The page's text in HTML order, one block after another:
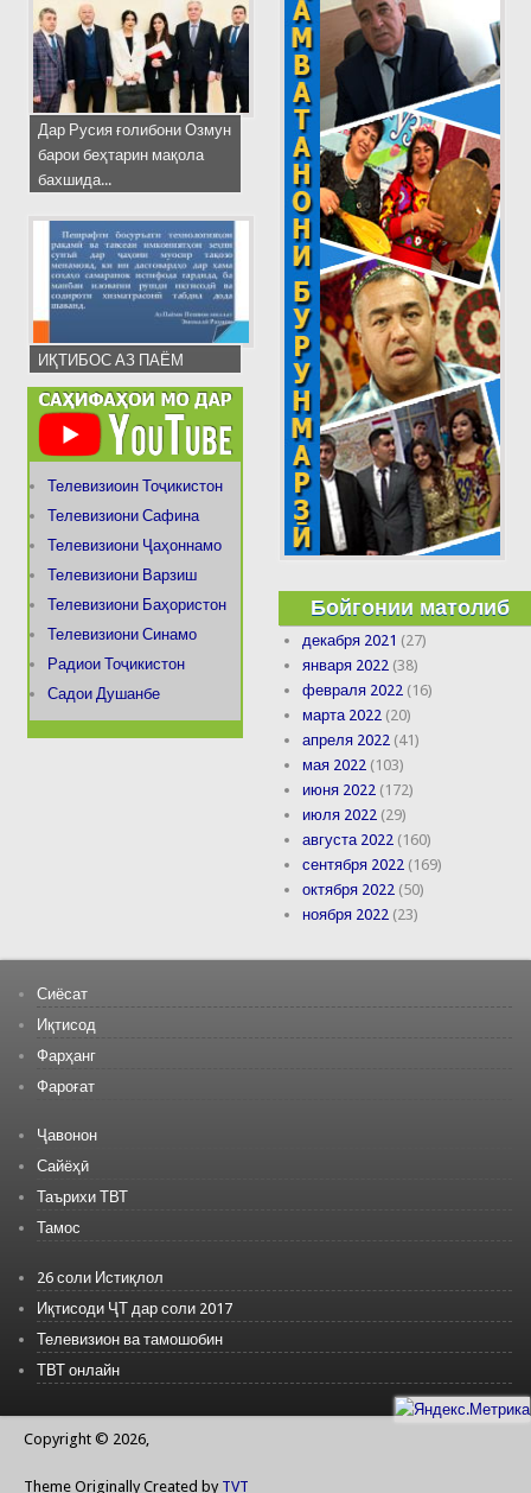
Дар Русия ғолибони Озмун
барои беҳтарин мақола
бахшида...
ИҚТИБОС АЗ ПАЁМ
Телевизиоин Тоҷикистон
Телевизиони Сафина
Телевизиони Ҷаҳоннамо
Телевизиони Варзиш
Телевизиони Баҳористон
Телевизиони Синамо
Радиои Тоҷикистон
Садои Душанбе
Бойгонии матолиб
декабря 2021 (27)
января 2022 (38)
февраля 2022 (16)
марта 2022 (20)
апреля 2022 (41)
мая 2022 (103)
июня 2022 (172)
июля 2022 (29)
августа 2022 (160)
сентября 2022 (169)
октября 2022 (50)
ноября 2022 (23)
Сиёсат
Иқтисод
Фарҳанг
Фароғат
Ҷавонон
Сайёҳӣ
Таърихи ТВТ
Тамос
26 соли Истиқлол
Иқтисоди ҶТ дар соли 2017
Телевизион ва тамошобин
ТВТ онлайн
Copyright © 2026,
Theme Originally Created by TVT